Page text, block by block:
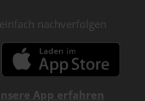
nachverfolgen
App erfahren